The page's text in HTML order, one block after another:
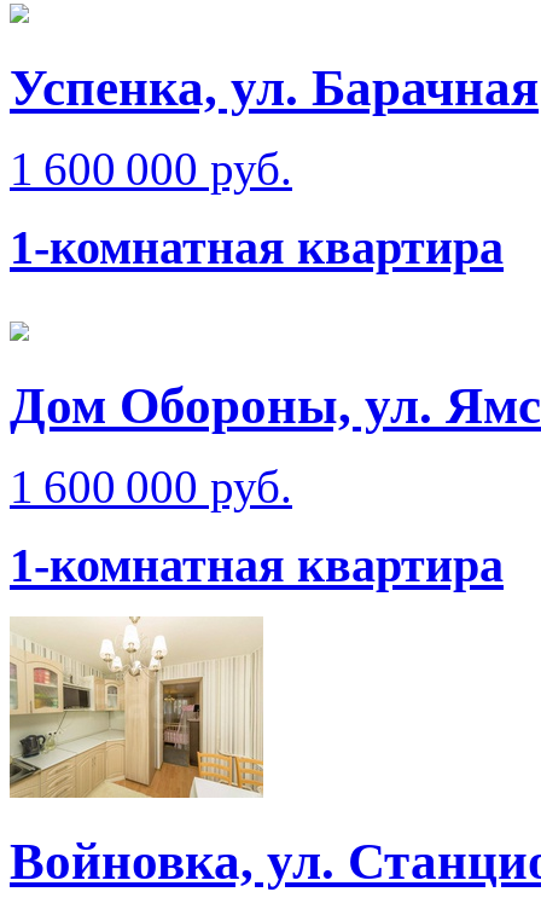
Успенка, ул. Барачная
1 600 000 руб.
1-комнатная квартира
Дом Обороны, ул.
1 600 000 руб.
1-комнатная квартира
Войновка, ул.